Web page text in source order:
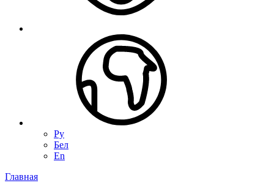
Ру
Бел
En
Главная